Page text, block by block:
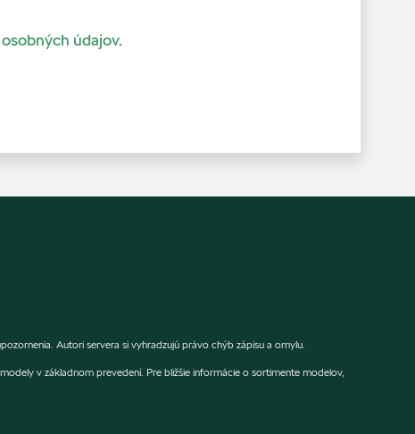
údajov.
Autori servera si vyhradzujú právo chýb zápisu a omylu.
v základnom prevedení. Pre bližšie informácie o sortimente modelov,